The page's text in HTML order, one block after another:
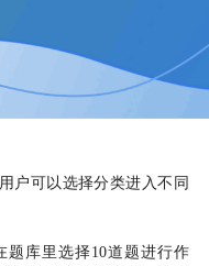
户可以选择分类进入不同
题库里选择10道题进行作